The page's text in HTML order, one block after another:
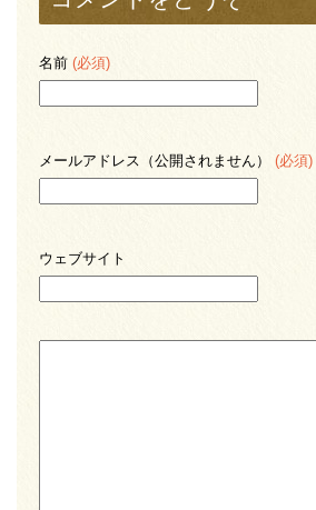
名前 (必須)
メールアドレス（公開されません） (必須)
ウェブサイト